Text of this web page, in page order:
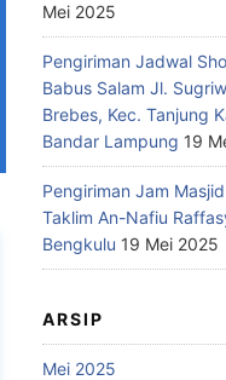
Mei 2025
Pengiriman Jadwal
Babus Salam Jl.
Brebes, Kec. Tanjung
Bandar Lampung 19
Pengiriman Jam
Taklim An-Nafiu
Bengkulu 19 Mei 2025
ARSIP
Mei 2025